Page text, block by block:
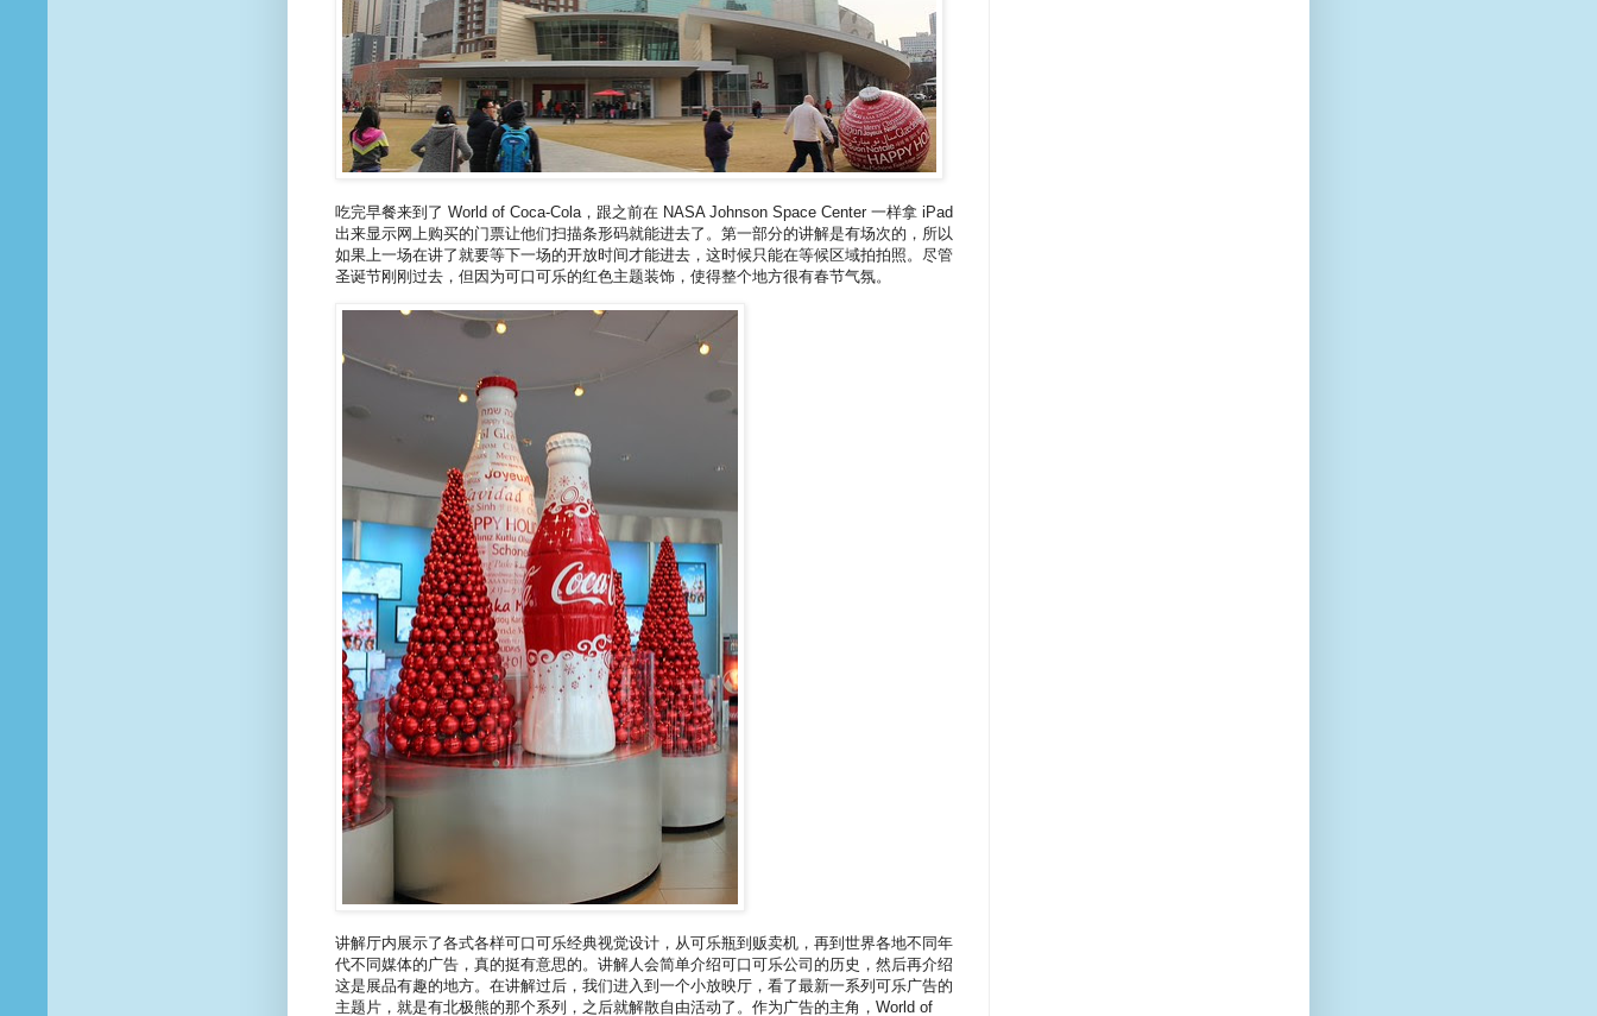
吃完早餐来到了 World of Coca-Cola，跟之前在 NASA Johnson Space Center 一样拿 iPad
出来显示网上购买的门票让他们扫描条形码就能进去了。第一部分的讲解是有场次的，所以
如果上一场在讲了就要等下一场的开放时间才能进去，这时候只能在等候区域拍拍照。尽管
圣诞节刚刚过去，但因为可口可乐的红色主题装饰，使得整个地方很有春节气氛。
讲解厅内展示了各式各样可口可乐经典视觉设计，从可乐瓶到贩卖机，再到世界各地不同年
代不同媒体的广告，真的挺有意思的。讲解人会简单介绍可口可乐公司的历史，然后再介绍
这是展品有趣的地方。在讲解过后，我们进入到一个小放映厅，看了最新一系列可乐广告的
主题片，就是有北极熊的那个系列，之后就解散自由活动了。作为广告的主角，World of